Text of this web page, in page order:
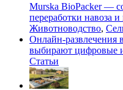
Murska BioPacker —
переработки навоза и
Животноводство,
Онлайн-развлечения
выбирают цифровые
Статьи